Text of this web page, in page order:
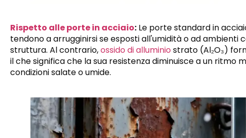
Rispetto alle porte in acciaio: Le porte standard in
tendono a arrugginirsi se esposti all'umidità o ad ambienti
struttura. Al contrario,ossido di alluminio strato (Al₂O₃)
il che significa che la sua resistenza diminuisce a un ritmo
condizioni salate o umide.